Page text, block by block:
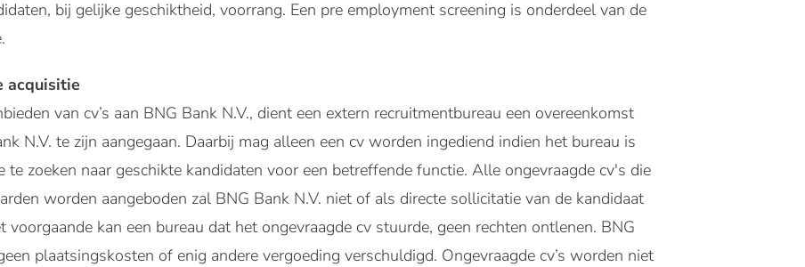
bij gelijke geschiktheid, voorrang. Een pre employment screening is onderdeel van de
acquisitie
van cv’s aan BNG Bank N.V., dient een extern recruitmentbureau een overeenkomst
N.V. te zijn aangegaan. Daarbij mag alleen een cv worden ingediend indien het bureau is
te zoeken naar geschikte kandidaten voor een betreffende functie. Alle ongevraagde cv's die
worden aangeboden zal BNG Bank N.V. niet of als directe sollicitatie van de kandidaat
voorgaande kan een bureau dat het ongevraagde cv stuurde, geen rechten ontlenen. BNG
plaatsingskosten of enig andere vergoeding verschuldigd. Ongevraagde cv’s worden niet